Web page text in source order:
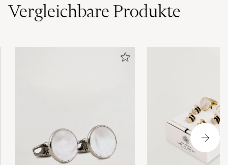
VergleichbareProdukte